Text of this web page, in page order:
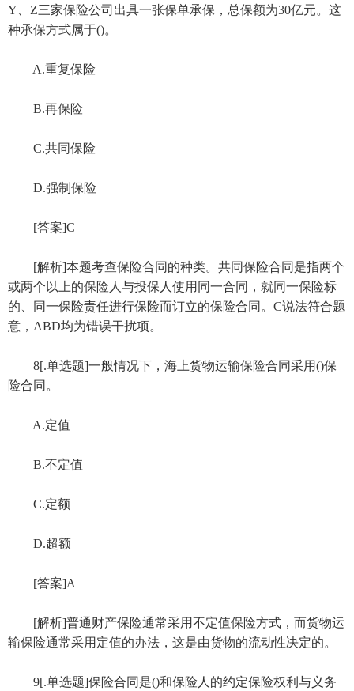
Y、Z三家保险公司出具一张保单承保，总保额为30亿元。这
种承保方式属于()。
A.重复保险
B.再保险
C.共同保险
D.强制保险
[答案]C
[解析]本题考查保险合同的种类。共同保险合同是指两个
或两个以上的保险人与投保人使用同一合同，就同一保险标
的、同一保险责任进行保险而订立的保险合同。C说法符合题
意，ABD均为错误干扰项。
8[.单选题]一般情况下，海上货物运输保险合同采用()保
险合同。
A.定值
B.不定值
C.定额
D.超额
[答案]A
[解析]普通财产保险通常采用不定值保险方式，而货物运
输保险通常采用定值的办法，这是由货物的流动性决定的。
9[.单选题]保险合同是()和保险人的约定保险权利与义务